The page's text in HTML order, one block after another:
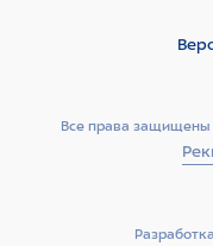
Все права защищены